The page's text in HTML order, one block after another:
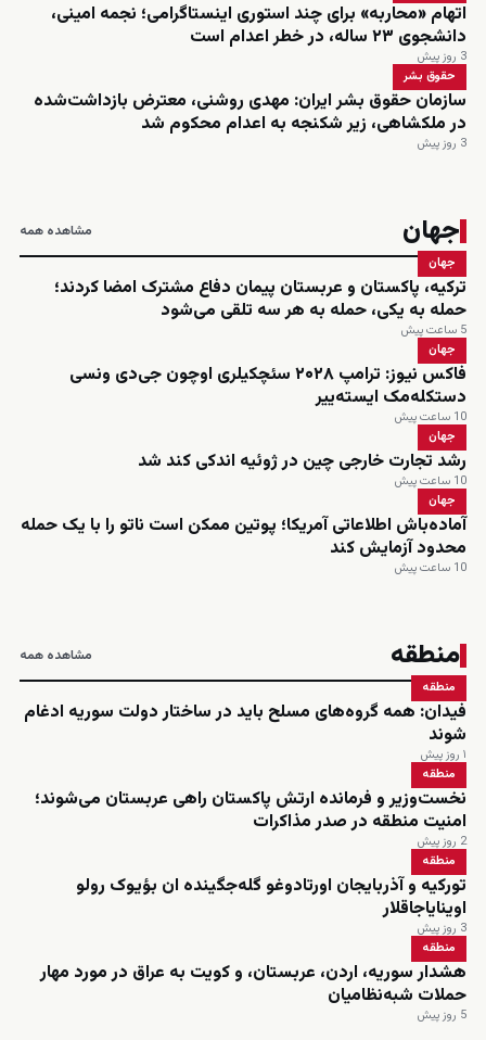
اتهام «محاربه» برای چند استوری اینستاگرامی؛ نجمه امینی،
دانشجوی ۲۳ ساله، در خطر اعدام است
3 روز پیش
حقوق بشر
سازمان حقوق بشر ایران: مهدی روشنی، معترض بازداشت‌شده
در ملکشاهی، زیر شکنجه به اعدام محکوم شد
3 روز پیش
جهان مشاهده همه
جهان
ترکیه، پاکستان و عربستان پیمان دفاع مشترک امضا کردند؛
حمله به یکی، حمله به هر سه تلقی می‌شود
5 ساعت پیش
جهان
فاکس نیوز: ترامپ ۲۰۲۸ سئچکیلری اوچون جی‌دی ونسی
دستکله‌مک ایسته‌ییر
10 ساعت پیش
جهان
رشد تجارت خارجی چین در ژوئیه اندکی کند شد
10 ساعت پیش
جهان
آماده‌باش اطلاعاتی آمریکا؛ پوتین ممکن است ناتو را با یک حمله
محدود آزمایش کند
10 ساعت پیش
منطقه مشاهده همه
منطقه
فیدان: همه گروه‌های مسلح باید در ساختار دولت سوریه ادغام
شوند
۱ روز پیش
منطقه
نخست‌وزیر و فرمانده ارتش پاکستان راهی عربستان می‌شوند؛
امنیت منطقه در صدر مذاکرات
2 روز پیش
منطقه
تورکیه و آذربایجان اورتادوغو گله‌جگینده ان بؤیوک رولو
اوینایاجاقلار
3 روز پیش
منطقه
هشدار سوریه، اردن، عربستان، و کویت به عراق در مورد مهار
حملات شبه‌نظامیان
5 روز پیش